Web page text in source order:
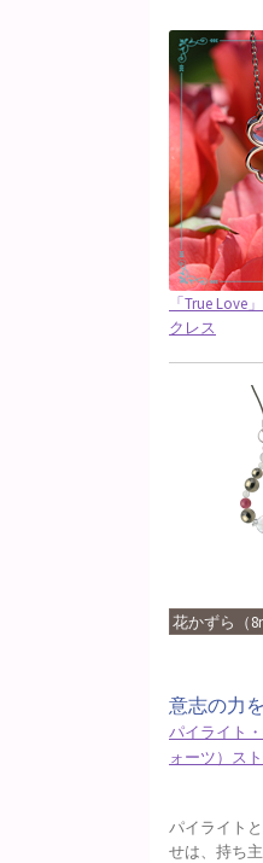
「True
クレス
花かずら（
意志の力
パイライト
ォーツ）ス
パイライト
せは、持ち